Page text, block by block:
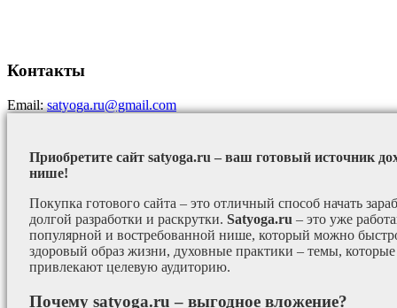
Контакты
Email:satyoga.ru@gmail.com
Приобретите сайт satyoga.ru – ваш готовый источник
нише!
Покупка готового сайта – это отличный способ начать
долгой разработки и раскрутки. Satyoga.ru – это уже
популярной и востребованной нише, который можно
здоровый образ жизни, духовные практики – темы, которые
привлекают целевую аудиторию.
Почему satyoga.ru – выгодное вложение?